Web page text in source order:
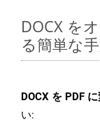
DOCX を
る簡単な
DOCX を PDF
い: